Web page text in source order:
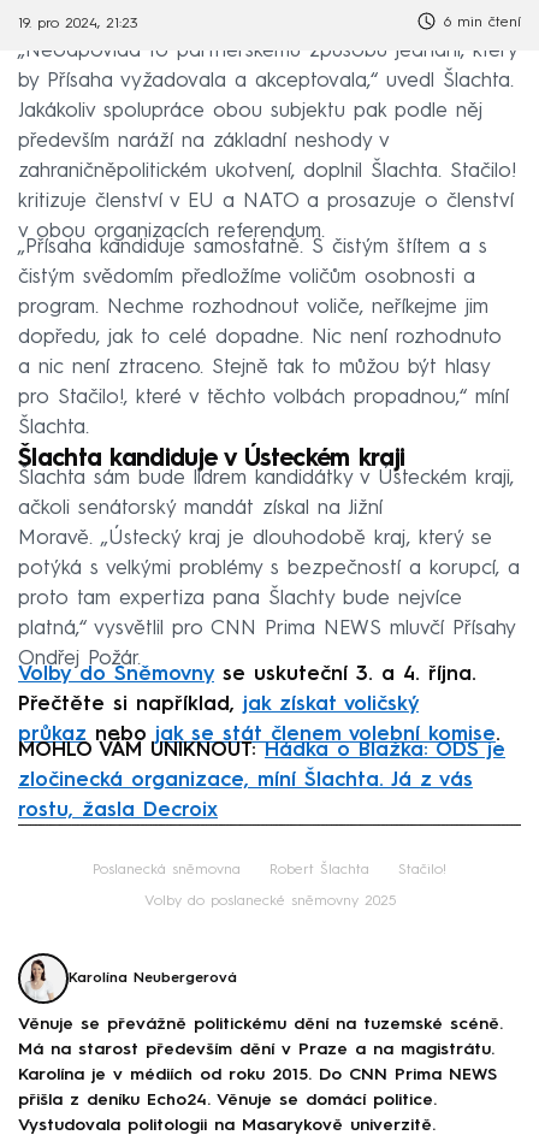
19. pro 2024, 21:23 6 min čtení
„Neodpovídá to partnerskému způsobu jednání, který
by Přísaha vyžadovala a akceptovala,“ uvedl Šlachta.
Jakákoliv spolupráce obou subjektu pak podle něj
především naráží na základní neshody v
zahraničněpolitickém ukotvení, doplnil Šlachta. Stačilo!
kritizuje členství v EU a NATO a prosazuje o členství
v obou organizacích referendum.
„Přísaha kandiduje samostatně. S čistým štítem a s
čistým svědomím předložíme voličům osobnosti a
program. Nechme rozhodnout voliče, neříkejme jim
dopředu, jak to celé dopadne. Nic není rozhodnuto
a nic není ztraceno. Stejně tak to můžou být hlasy
pro Stačilo!, které v těchto volbách propadnou,“ míní
Šlachta.
Šlachta kandiduje v Ústeckém kraji
Šlachta sám bude lídrem kandidátky v Ústeckém kraji,
ačkoli senátorský mandát získal na Jižní
Moravě. „Ústecký kraj je dlouhodobě kraj, který se
potýká s velkými problémy s bezpečností a korupcí, a
proto tam expertiza pana Šlachty bude nejvíce
platná,“ vysvětlil pro CNN Prima NEWS mluvčí Přísahy
Ondřej Požár.
Volby do Sněmovnyse uskuteční 3. a 4. října.
Přečtěte si například, jak získat voličský
průkaz nebo jak se stát členem volební komise.
MOHLO VÁM UNIKNOUT:
Hádka o Blažka: ODS je
zločinecká organizace, míní Šlachta. Já z vás
rostu, žasla Decroix
Poslanecká sněmovna Robert Šlachta Stačilo!
Volby do poslanecké sněmovny 2025
Karolína Neubergerová
Věnuje se převážně politickému dění na tuzemské scéně.
Má na starost především dění v Praze a na magistrátu.
Karolína je v médiích od roku 2015. Do CNN Prima NEWS
přišla z deníku Echo24. Věnuje se domácí politice.
Vystudovala politologii na Masarykově univerzitě.